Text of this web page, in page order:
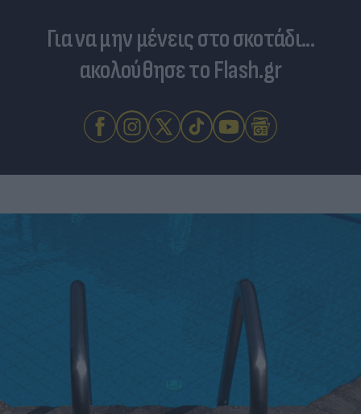
Για να μην μένεις στο σκοτάδι...
ακολούθησε το Flash.gr